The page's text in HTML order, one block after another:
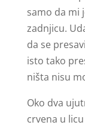
samo da mi
zadnjicu.
da se
isto tako
ništa nisu
Oko dva
crvena u